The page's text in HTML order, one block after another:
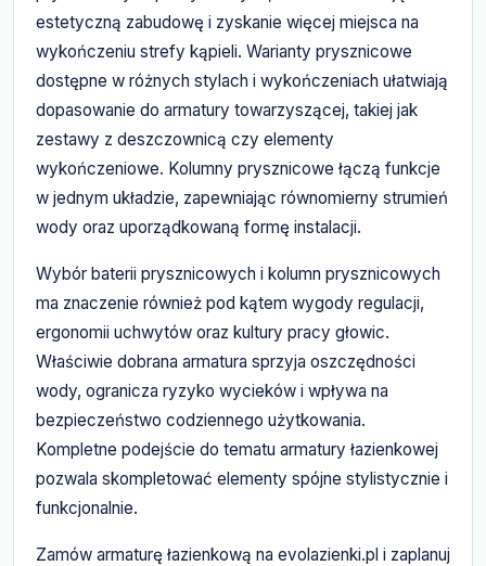
estetyczną zabudowę i zyskanie więcej miejsca na
wykończeniu strefy kąpieli. Warianty prysznicowe
dostępne w różnych stylach i wykończeniach ułatwiają
dopasowanie do armatury towarzyszącej, takiej jak
zestawy z deszczownicą czy elementy
wykończeniowe. Kolumny prysznicowe łączą funkcje
w jednym układzie, zapewniając równomierny strumień
wody oraz uporządkowaną formę instalacji.
Wybór baterii prysznicowych i kolumn prysznicowych
ma znaczenie również pod kątem wygody regulacji,
ergonomii uchwytów oraz kultury pracy głowic.
Właściwie dobrana armatura sprzyja oszczędności
wody, ogranicza ryzyko wycieków i wpływa na
bezpieczeństwo codziennego użytkowania.
Kompletne podejście do tematu armatury łazienkowej
pozwala skompletować elementy spójne stylistycznie i
funkcjonalnie.
Zamów armaturę łazienkową na evolazienki.pl i zaplanuj